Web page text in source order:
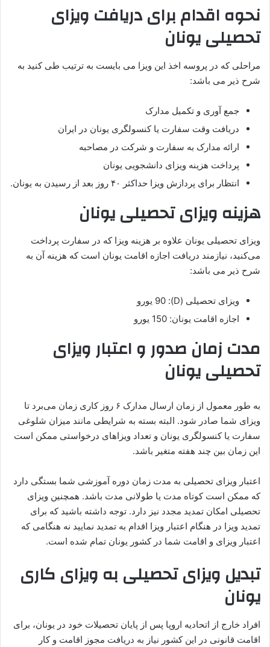
نحوه اقدام برای دریافت ویزای
تحصیلی یونان
مراحلی که در پروسه اخذ این ویزا می بایست به ترتیب طی کنید به
شرح ذیر می باشد:
جمع آوری و تکمیل مدارک
دریافت وقت سفارت یا کنسولگری یونان در ایران
ارائه مدارک به سفارت و شرکت در مصاحبه
پرداخت هزینه ویزای دانشجویی یونان
انتظار برای پردازش ویزا حداکثر ۴۰ روز بعد از رسیدن به یونان.
هزینه ویزای تحصیلی یونان
ویزای تحصیلی یونان علاوه بر هزینه ویزا که در سفارت پرداخت
می‌کنید، نیازمند دریافت اجازه اقامت یونان است که هزینه آن به
شرح ذیر می باشد:
ویزای تحصیلی (D): 90 یورو
اجازه اقامت یونان: 150 یورو
مدت زمان صدور و اعتبار ویزای
تحصیلی یونان
به طور معمول از زمان ارسال مدارک ۶ روز کاری زمان می‌برد تا
ویزای شما صادر شود. البته بسته به شرایطی مانند میزان شلوغی
سفارت یا کنسولگری یونان و تعداد ویزاهای درخواستی ممکن است
این زمان بین چند هفته متغیر باشد.
اعتبار ویزای تحصیلی به مدت زمان دوره آموزشی شما بستگی دارد
که ممکن است کوتاه مدت یا طولانی مدت باشد. همچنین ویزای
تحصیلی امکان تمدید مجدد نیز دارد. توجه داشته باشید که برای
تمدید ویزا در هنگام اعتبار ویزا اقدام به تمدید نمایید نه هنگامی که
اعتبار ویزای و اقامت شما در کشور یونان تمام شده است.
تبدیل ویزای تحصیلی به ویزای کاری
یونان
افراد خارج از اتحادیه اروپا پس از پایان تحصیلات خود در یونان، برای
اقامت قانونی در این کشور نیاز به دریافت مجوز اقامت و کار